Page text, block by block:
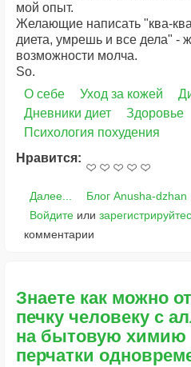
мой опыт.
Желающие написать "ква-
диета, умрешь и все дела" -
возможности молча.
So.
О себе
Уход за кожей
Дневники диет
Здоровье
Психология похудения
Нравится:
Далее... Блог Anusha-dzhan
Войдитеили
комментарии
Знаете как можно
печку человеку с
на бытовую химию
перчатки